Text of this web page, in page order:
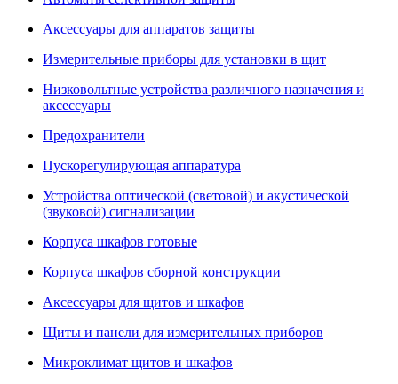
Аксессуары для аппаратов защиты
Измерительные приборы для установки в щит
Низковольтные устройства различного назначения и
аксессуары
Предохранители
Пускорегулирующая аппаратура
Устройства оптической (световой) и акустической
(звуковой) сигнализации
Корпуса шкафов готовые
Корпуса шкафов сборной конструкции
Аксессуары для щитов и шкафов
Щиты и панели для измерительных приборов
Микроклимат щитов и шкафов